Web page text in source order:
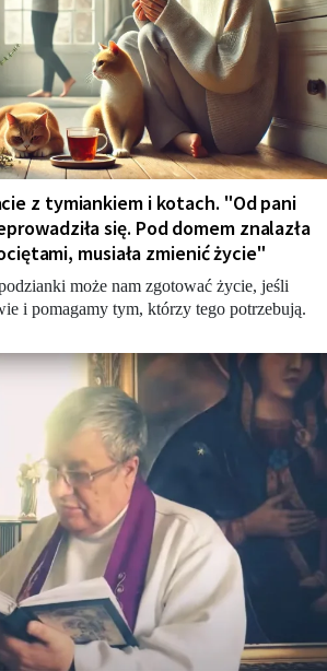
z tymiankiem i kotach. "Od pani
się. Pod domem znalazła
musiała zmienić życie"
może nam zgotować życie, jeśli
i pomagamy tym, którzy tego potrzebują.